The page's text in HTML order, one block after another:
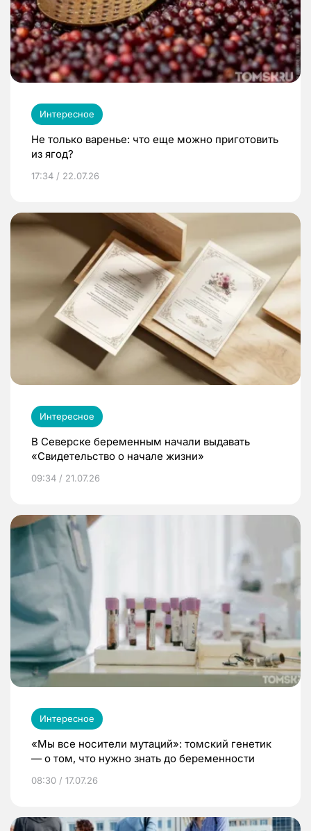
Интересное
Не только варенье: что еще можно приготовить
из ягод?
17:34 / 22.07.26
Интересное
В Северске беременным начали выдавать
«Свидетельство о начале жизни»
09:34 / 21.07.26
Интересное
«Мы все носители мутаций»: томский генетик
— о том, что нужно знать до беременности
08:30 / 17.07.26